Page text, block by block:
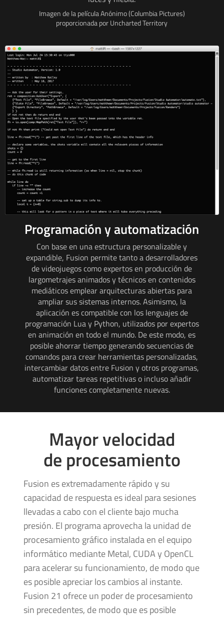
Imagen de la película Anónimo (Columbia Pictures)
proporcionada por Uncharted Territory
Programación y automatización
Con base en una estructura personalizable y
expandible, Fusion permite tanto a desarrolladores
de videojuegos como expertos en producción de
largometrajes animados y técnicos en contenidos
mediáticos emplear arquitecturas abiertas para
ampliar sus sistemas internos. Asimismo, la
aplicación es compatible con los lenguajes de
programación Lua y Python, utilizados por expertos
en animación en todo el mundo. De este modo, es
posible ahorrar tiempo generando secuencias de
comandos para crear herramientas personalizadas,
intercambiar datos entre Fusion y otros programas,
automatizar tareas repetitivas o incluso añadir
funciones completamente nuevas.
Mayor velocidad
de procesamiento
Fusion es extremadamente rápido y su
capacidad de respuesta es ideal para sesiones
llevadas a cabo con el cliente bajo mucha
presión. El programa aprovecha la unidad de
procesamiento gráfico instalada en el equipo
informático mediante Metal, CUDA y OpenCL
para acelerar su funcionamiento, de modo que
es posible apreciar los cambios al instante.
Fusion 21 ofrece un poder de procesamiento
sin precedentes, de modo que es posible